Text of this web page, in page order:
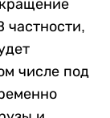
частности,
числе под